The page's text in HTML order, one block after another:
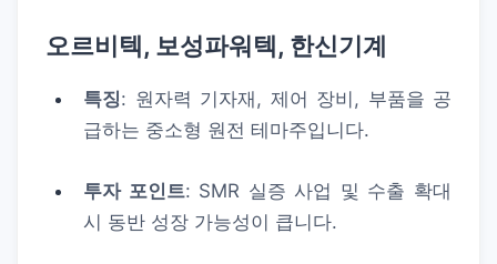
오르비텍, 보성파워텍, 한신기계
특징: 원자력 기자재, 제어 장비, 부품을 공
급하는 중소형 원전 테마주입니다.
투자 포인트: SMR 실증 사업 및 수출 확대
시 동반 성장 가능성이 큽니다.